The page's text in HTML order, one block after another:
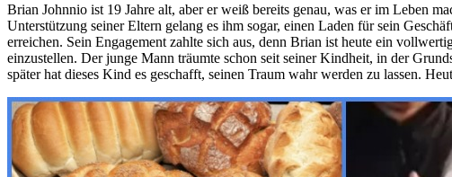
Brian Johnnio ist 19 Jahre alt, aber er weiß bereits genau, was er im Leben
Unterstützung seiner Eltern gelang es ihm sogar, einen Laden für sein
erreichen. Sein Engagement zahlte sich aus, denn Brian ist heute ein
einzustellen. Der junge Mann träumte schon seit seiner Kindheit, in der
später hat dieses Kind es geschafft, seinen Traum wahr werden zu lassen.